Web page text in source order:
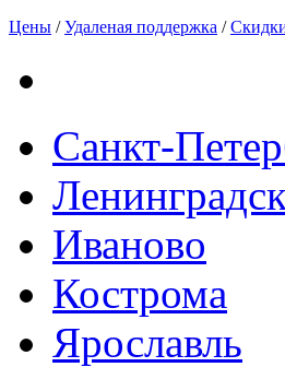
Цены /Удаленая поддержка /
Санкт-
Иваново
Кострома
Ярославль